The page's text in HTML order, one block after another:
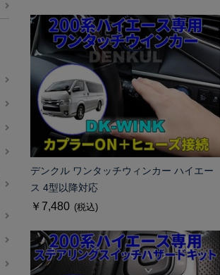
デンクル ワンタッチウィンカー ハイエー
ス 4型以降対応
￥7,480 (税込)